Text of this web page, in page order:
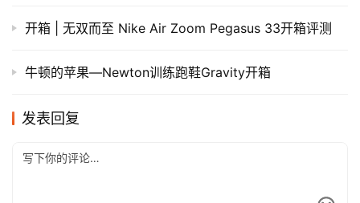
开箱 | 无双而至 Nike Air Zoom Pegasus 33开箱评测
牛顿的苹果—Newton训练跑鞋Gravity开箱
发表回复